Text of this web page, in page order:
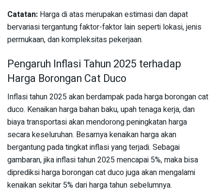
Catatan: Harga di atas merupakan estimasi dan dapat
bervariasi tergantung faktor-faktor lain seperti lokasi, jenis
permukaan, dan kompleksitas pekerjaan.
Pengaruh Inflasi Tahun 2025 terhadap
Harga Borongan Cat Duco
Inflasi tahun 2025 akan berdampak pada harga borongan cat
duco. Kenaikan harga bahan baku, upah tenaga kerja, dan
biaya transportasi akan mendorong peningkatan harga
secara keseluruhan. Besarnya kenaikan harga akan
bergantung pada tingkat inflasi yang terjadi. Sebagai
gambaran, jika inflasi tahun 2025 mencapai 5%, maka bisa
diprediksi harga borongan cat duco juga akan mengalami
kenaikan sekitar 5% dari harga tahun sebelumnya.